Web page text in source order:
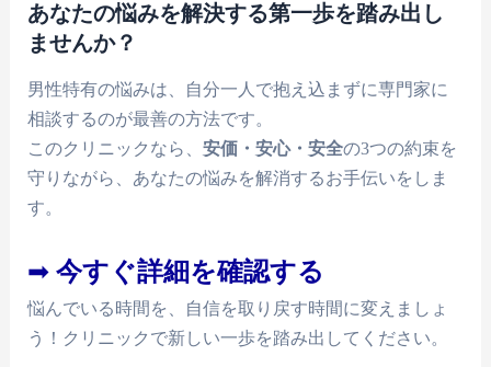
あなたの悩みを解決する第一歩を踏み出し
ませんか？
男性特有の悩みは、自分一人で抱え込まずに専門家に
相談するのが最善の方法です。
このクリニックなら、安価・安心・安全の3つの約束を
守りながら、あなたの悩みを解消するお手伝いをしま
す。
➡今すぐ詳細を確認する
悩んでいる時間を、自信を取り戻す時間に変えましょ
う！クリニックで新しい一歩を踏み出してください。